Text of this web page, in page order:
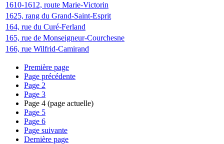
1610-1612, route Marie-Victorin
1625, rang du Grand-Saint-Esprit
164, rue du Curé-Ferland
165, rue de Monseigneur-Courchesne
166, rue Wilfrid-Camirand
Première page
Page précédente
Page 2
Page 3
Page 4 (page actuelle)
Page 5
Page 6
Page suivante
Dernière page